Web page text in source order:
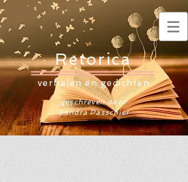
Retorica
verhalen en gedichten
geschreven door
Sandra Passchier